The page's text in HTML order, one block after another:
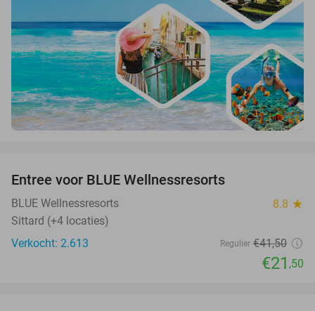
Entree voor BLUE Wellnessresorts
BLUE Wellnessresorts 8.8 star
Sittard (+4 locaties)
Verkocht: 2.613
Regulier €41,50
€21 ,50